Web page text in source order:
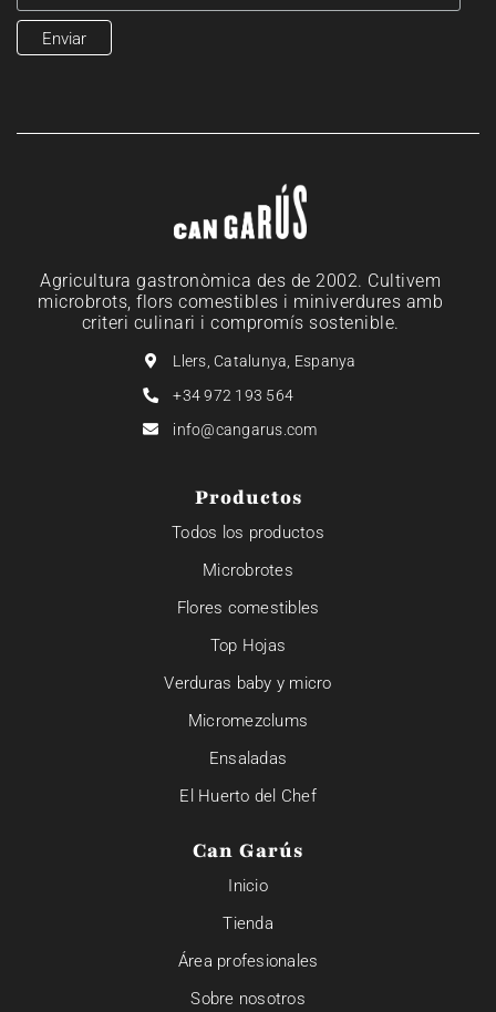
Agricultura gastronòmica des de 2002. Cultivem
microbrots, flors comestibles i miniverdures amb
criteri culinari i compromís sostenible.
Llers, Catalunya, Espanya
+34 972 193 564
info@cangarus.com
Productos
Todos los productos
Microbrotes
Flores comestibles
Top Hojas
Verduras baby y micro
Micromezclums
Ensaladas
El Huerto del Chef
Can Garús
Inicio
Tienda
Área profesionales
Sobre nosotros